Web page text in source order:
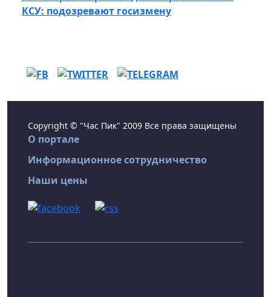
КСУ: подозревают госизмену
Copyright © "Час Пик" 2009 Все права защищены
О портале
Информационное сотрудничество
Наши цены